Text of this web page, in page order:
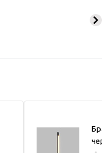
Бра